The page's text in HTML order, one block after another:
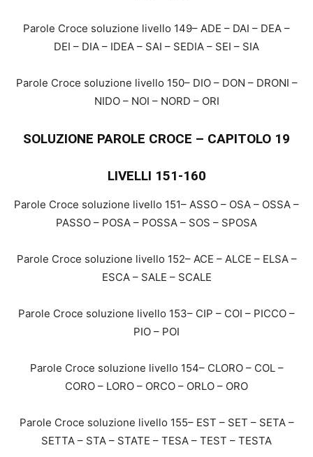
Parole Croce soluzione livello 149– ADE – DAI – DEA –
DEI – DIA – IDEA – SAI – SEDIA – SEI – SIA
Parole Croce soluzione livello 150– DIO – DON – DRONI –
NIDO – NOI – NORD – ORI
SOLUZIONE PAROLE CROCE – CAPITOLO 19
LIVELLI 151-160
Parole Croce soluzione livello 151– ASSO – OSA – OSSA –
PASSO – POSA – POSSA – SOS – SPOSA
Parole Croce soluzione livello 152– ACE – ALCE – ELSA –
ESCA – SALE – SCALE
Parole Croce soluzione livello 153– CIP – COI – PICCO –
PIO – POI
Parole Croce soluzione livello 154– CLORO – COL –
CORO – LORO – ORCO – ORLO – ORO
Parole Croce soluzione livello 155– EST – SET – SETA –
SETTA – STA – STATE – TESA – TEST – TESTA